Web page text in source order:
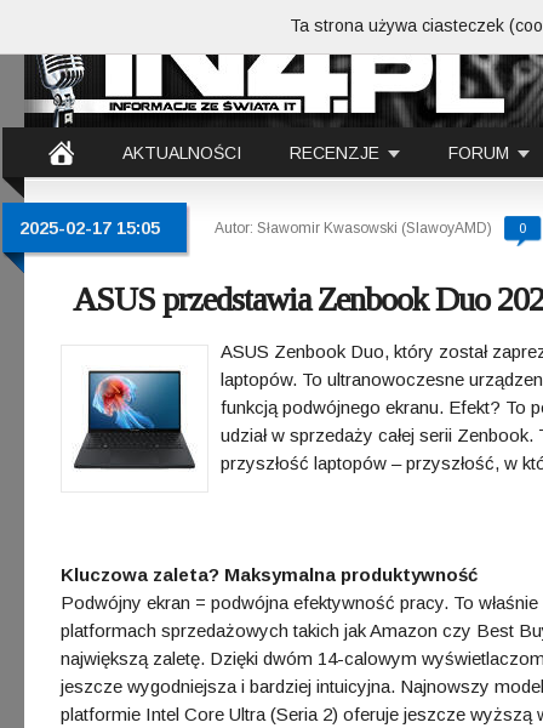
AKTUALNOŚCI RECENZJE FORUM
2025-02-17 15:05 Autor: Sławomir Kwasowski (SlawoyAMD) 0
ASUS przedstawia Zenbook Duo
ASUS Zenbook Duo, który został
laptopów. To ultranowoczesne
funkcją podwójnego ekranu. Efekt? To
udział w sprzedaży całej serii
przyszłość laptopów – przyszłość, w
Kluczowa zaleta? Maksymalna produktywność
Podwójny ekran = podwójna efektywność pracy. To
platformach sprzedażowych takich jak Amazon czy Best
największą zaletę. Dzięki dwóm 14-calowym
jeszcze wygodniejsza i bardziej intuicyjna. Najnowszy
platformie Intel Core Ultra (Seria 2) oferuje jeszcze wyższą
Ta strona używa ciasteczek